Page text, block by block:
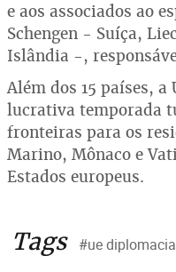
e aos associados ao
Schengen - Suíça,
Islândia -,
Além dos 15 países,
lucrativa temporada
fronteiras para os
Marino, Mônaco e
Estados europeus.
Tags #ue